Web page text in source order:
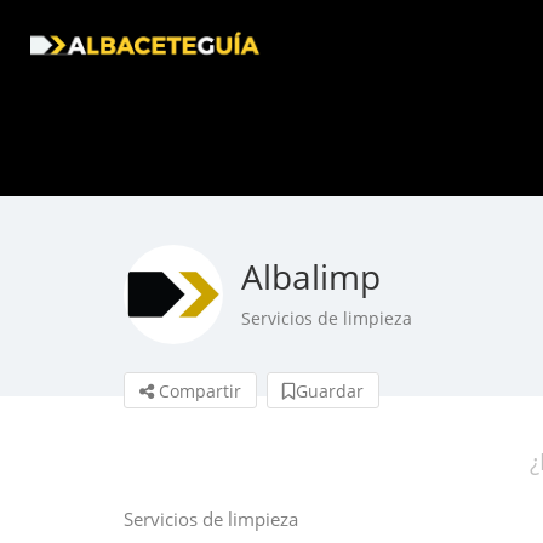
Albalimp
Servicios de limpieza
Compartir Guardar
Servicios de limpieza